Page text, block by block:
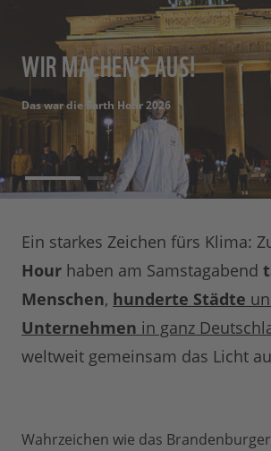
WIR MACHEN’S AUS!
Das war die Earth Hour 2026
WIR MACHEN’S AUS!
Das war die Earth Hour 2026
Ein starkes Zeichen fürs Klima:
Hour haben am Samstagabend
Menschen, hunderte Städte
Unternehmen in ganz
weltweit gemeinsam das Licht
Wahrzeichen wie das